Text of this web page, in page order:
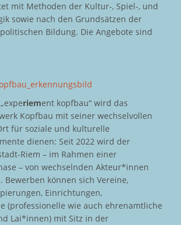
mit Methoden der Kultur-, Spiel-, und
sowie nach den Grundsätzen der
Bildung. Die Angebote sind
riement kopfbau“ wird das
Kopfbau mit seiner wechselvollen
für soziale und kulturelle
dienen: Seit 2022 wird der
Riem – im Rahmen einer
– von wechselnden Akteur*innen
Bewerben können sich Vereine,
Einrichtungen,
(professionelle wie auch ehrenamtliche
Lai*innen) mit Sitz in der